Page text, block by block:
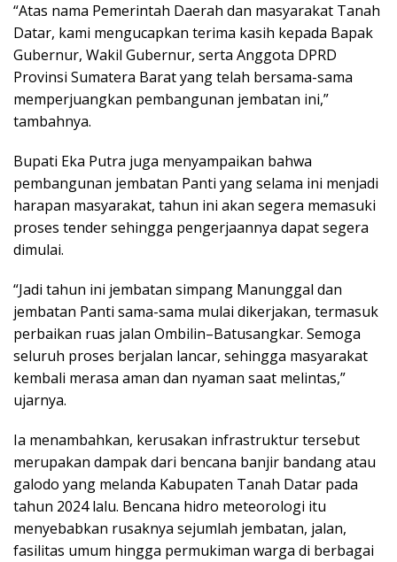
“Atas nama Pemerintah Daerah dan masyarakat Tanah
Datar, kami mengucapkan terima kasih kepada Bapak
Gubernur, Wakil Gubernur, serta Anggota DPRD
Provinsi Sumatera Barat yang telah bersama-sama
memperjuangkan pembangunan jembatan ini,”
tambahnya.
Bupati Eka Putra juga menyampaikan bahwa
pembangunan jembatan Panti yang selama ini menjadi
harapan masyarakat, tahun ini akan segera memasuki
proses tender sehingga pengerjaannya dapat segera
dimulai.
“Jadi tahun ini jembatan simpang Manunggal dan
jembatan Panti sama-sama mulai dikerjakan, termasuk
perbaikan ruas jalan Ombilin–Batusangkar. Semoga
seluruh proses berjalan lancar, sehingga masyarakat
kembali merasa aman dan nyaman saat melintas,”
ujarnya.
Ia menambahkan, kerusakan infrastruktur tersebut
merupakan dampak dari bencana banjir bandang atau
galodo yang melanda Kabupaten Tanah Datar pada
tahun 2024 lalu. Bencana hidro meteorologi itu
menyebabkan rusaknya sejumlah jembatan, jalan,
fasilitas umum hingga permukiman warga di berbagai